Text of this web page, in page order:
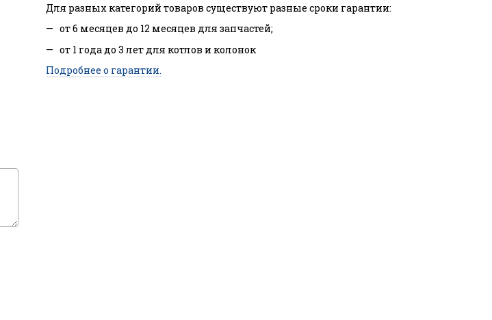
Для разных категорий товаров существуют разные сроки гарантии:
от 6 месяцев до 12 месяцев для запчастей;
от 1 года до 3 лет для котлов и колонок
Подробнее о гарантии.